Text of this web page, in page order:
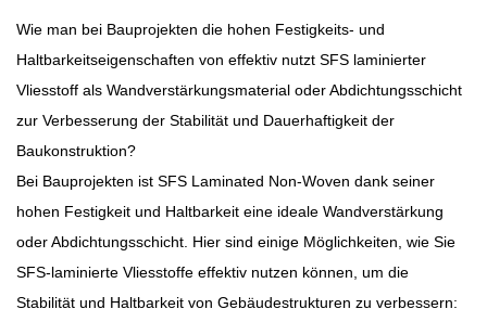
Wie man bei Bauprojekten die hohen Festigkeits- und
Haltbarkeitseigenschaften von effektiv nutzt SFS laminierter
Vliesstoff als Wandverstärkungsmaterial oder Abdichtungsschicht
zur Verbesserung der Stabilität und Dauerhaftigkeit der
Baukonstruktion?
Bei Bauprojekten ist SFS Laminated Non-Woven dank seiner
hohen Festigkeit und Haltbarkeit eine ideale Wandverstärkung
oder Abdichtungsschicht. Hier sind einige Möglichkeiten, wie Sie
SFS-laminierte Vliesstoffe effektiv nutzen können, um die
Stabilität und Haltbarkeit von Gebäudestrukturen zu verbessern: